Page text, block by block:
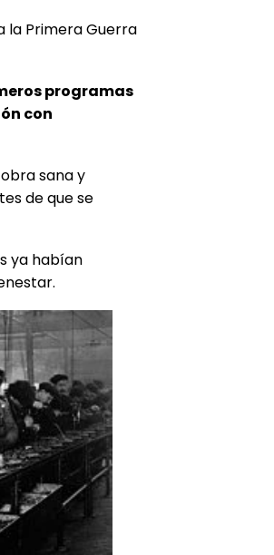
la Primera Guerra
programas
con
sana y
de que se
ya habían